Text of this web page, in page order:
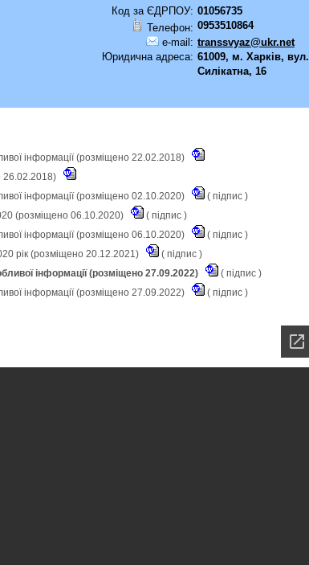
Код за ЄДРПОУ: 01056735
Телефон: 0953510864
e-mail: transsvyaz@ukr.net
Юридична адреса: 61009, м. Харків, вул.
Силікатна, 16
інформації (розміщено 22.02.2018)
26.02.2018)
інформації (розміщено 02.10.2020)
( підпис )
(розміщено 06.10.2020)
( підпис )
інформації (розміщено 06.10.2020)
( підпис )
рік (розміщено 20.12.2021)
( підпис )
інформації (розміщено 27.09.2022)
( підпис )
інформації (розміщено 27.09.2022)
( підпис )